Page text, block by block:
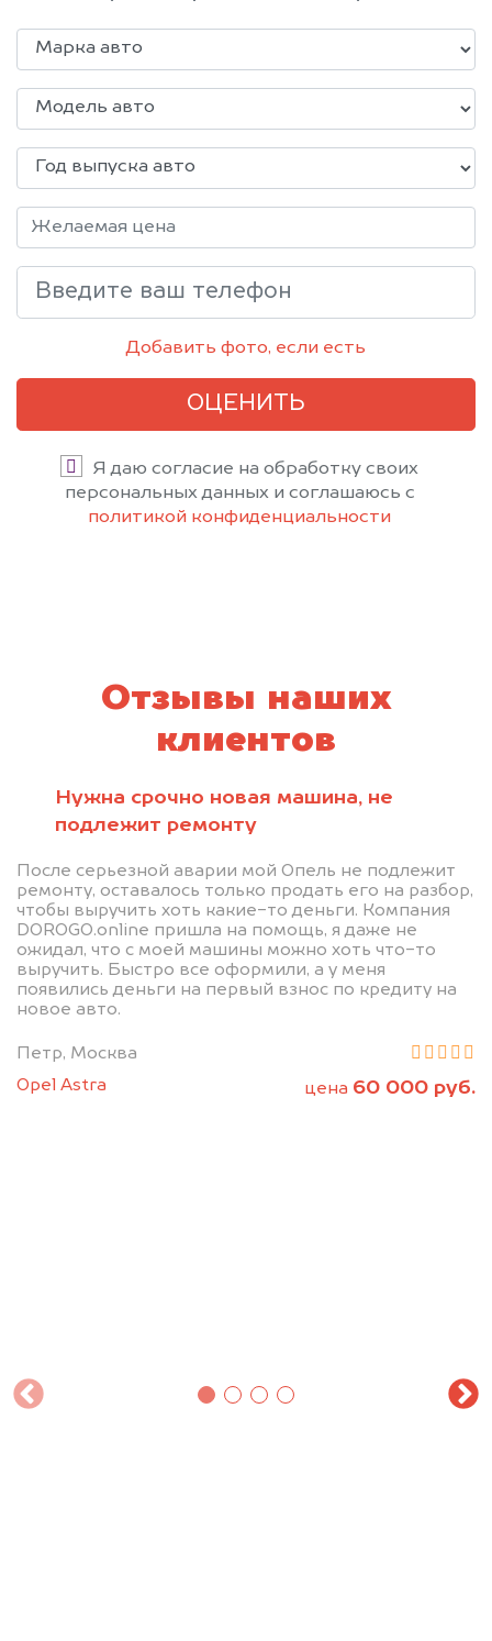
Добавить фото, если есть
ОЦЕНИТЬ
Я даю согласие на обработку своих
персональных данных и соглашаюсь с
политикой конфиденциальности
Отзывы наших
клиентов
Нужна срочно новая машина, не
подлежит ремонту
После серьезной аварии мой Опель не подлежит
ремонту, оставалось только продать его на разбор,
чтобы выручить хоть какие-то деньги. Компания
DOROGO.online пришла на помощь, я даже не
ожидал, что с моей машины можно хоть что-то
выручить. Быстро все оформили, а у меня
появились деньги на первый взнос по кредиту на
новое авто.
Петр, Москва
Opel Astra
цена 60 000 руб.